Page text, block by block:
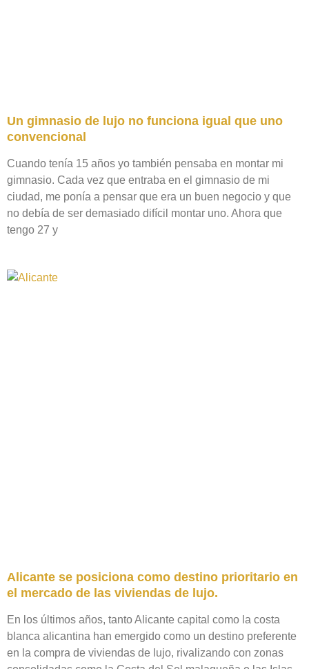
Un gimnasio de lujo no funciona igual que uno
convencional
Cuando tenía 15 años yo también pensaba en montar mi
gimnasio. Cada vez que entraba en el gimnasio de mi
ciudad, me ponía a pensar que era un buen negocio y que
no debía de ser demasiado difícil montar uno. Ahora que
tengo 27 y
Alicante se posiciona como destino prioritario en
el mercado de las viviendas de lujo.
En los últimos años, tanto Alicante capital como la costa
blanca alicantina han emergido como un destino preferente
en la compra de viviendas de lujo, rivalizando con zonas